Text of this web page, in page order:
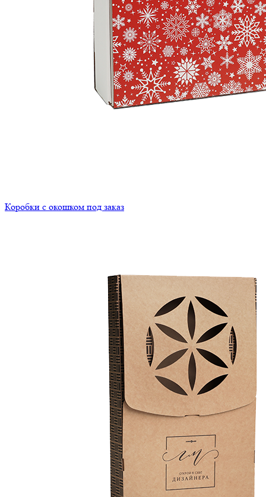
Коробки с окошком под заказ